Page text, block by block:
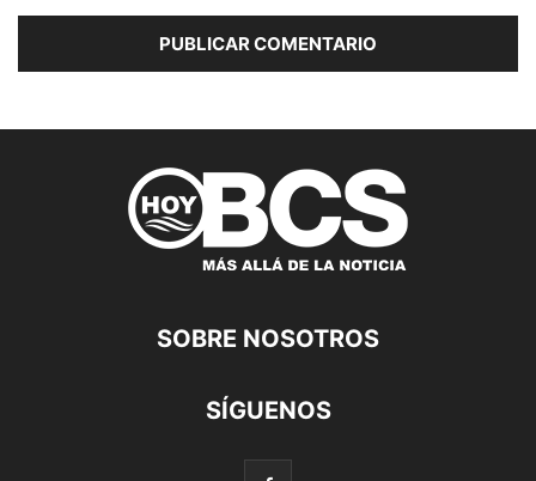
SOBRE NOSOTROS
SÍGUENOS